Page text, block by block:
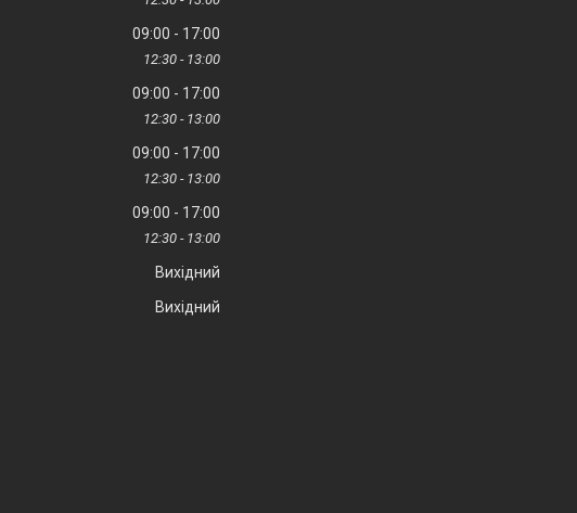
09:00 17:00
12:30 13:00
09:00 17:00
12:30 13:00
09:00 17:00
12:30 13:00
09:00 17:00
12:30 13:00
Вихідний
Вихідний